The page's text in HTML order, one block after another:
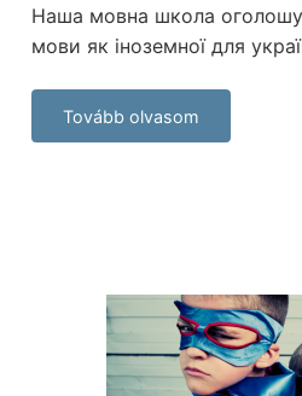
Наша мовна школа
мови як іноземної для
Tovább olvasom